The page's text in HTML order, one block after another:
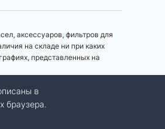
аксессуаров, фильтров для
на складе ни при каких
представленных на
в
браузера.